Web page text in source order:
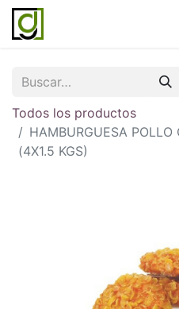
Todos los productos
HAMBURGUESA
(4X1.5 KGS)